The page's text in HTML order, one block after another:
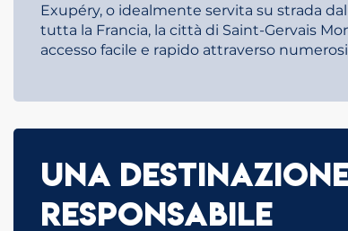
Exupéry, o idealmente servita su strada
tutta la Francia, la città di Saint-Gervais
accesso facile e rapido attraverso
Una
responsabile